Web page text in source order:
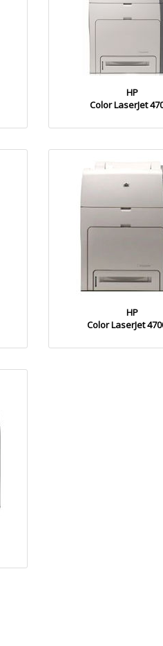
HP
Color LaserJet
HP
Color LaserJet